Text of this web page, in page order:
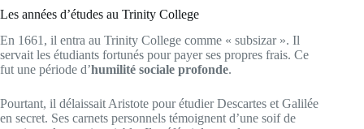
Les années d’études au Trinity College
En 1661, il entra au Trinity College comme « subsizar ». Il
servait les étudiants fortunés pour payer ses propres frais. Ce
fut une période d’humilité sociale profonde.
Pourtant, il délaissait Aristote pour étudier Descartes et Galilée
en secret. Ses carnets personnels témoignent d’une soif de